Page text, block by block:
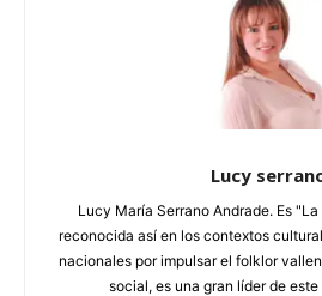
Lucy
Lucy María Serrano Andrade. Es
reconocida así en los contextos
nacionales por impulsar el folklor
social, es una gran líder de